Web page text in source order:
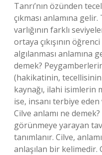
Tanrı’nın özünden
çıkması anlamına
varlığının farklı
ortaya çıkışının
algılanması anlamına
demek?
(hakikatinin, tecellisinin
kaynağı, ilahi isimlerin
ise, insanı terbiye
Cilve anlamı ne
görünmeye yarayan
tanımlanır. Cilve,
anlaşılan bir kelimedir.